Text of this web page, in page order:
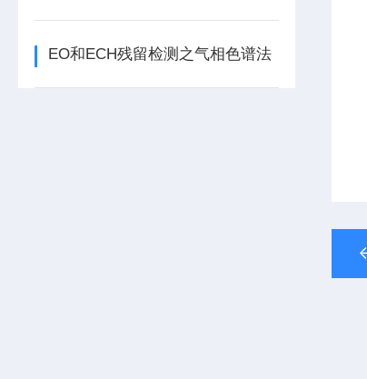
EO和ECH残留检测之气相色谱法